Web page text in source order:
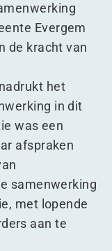
Evergem
de kracht van
het
in dit
was een
afspraken
samenwerking
met lopende
aan te